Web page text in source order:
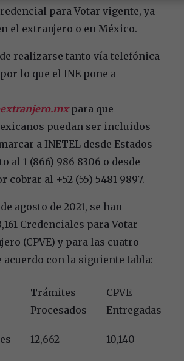
para Votar vigente, ya
el extranjero o en México.
realizarse tanto vía telefónica
lo que el INE pone a
para que
puedan ser incluidos
a INETEL desde Estados
al 1 (866) 986 8306 o desde
cobrar al +52 (55) 5481 9897.
agosto de 2021, se han
Credenciales para Votar
(CPVE) y para las cuatro
acuerdo con la siguiente tabla:
Trámites
Procesados
CPVE
Entregadas
12,662 10,140